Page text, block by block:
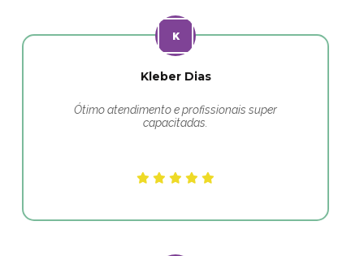
Kleber Dias
Ótimo atendimento e profissionais super
capacitadas.